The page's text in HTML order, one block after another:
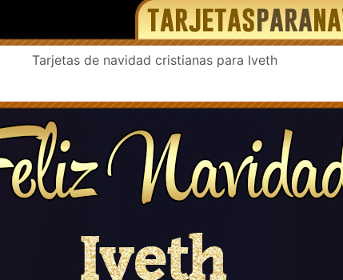
Tarjetas de navidad cristianas para Iveth